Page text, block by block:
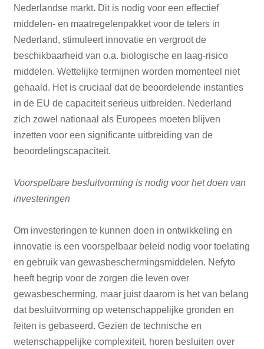
Nederlandse markt. Dit is nodig voor een effectief
middelen- en maatregelenpakket voor de telers in
Nederland, stimuleert innovatie en vergroot de
beschikbaarheid van o.a. biologische en laag-risico
middelen. Wettelijke termijnen worden momenteel niet
gehaald. Het is cruciaal dat de beoordelende instanties
in de EU de capaciteit serieus uitbreiden. Nederland
zich zowel nationaal als Europees moeten blijven
inzetten voor een significante uitbreiding van de
beoordelingscapaciteit.
Voorspelbare besluitvorming is nodig voor het doen van
investeringen
Om investeringen te kunnen doen in ontwikkeling en
innovatie is een voorspelbaar beleid nodig voor toelating
en gebruik van gewasbeschermingsmiddelen. Nefyto
heeft begrip voor de zorgen die leven over
gewasbescherming, maar juist daarom is het van belang
dat besluitvorming op wetenschappelijke gronden en
feiten is gebaseerd. Gezien de technische en
wetenschappelijke complexiteit, horen besluiten over